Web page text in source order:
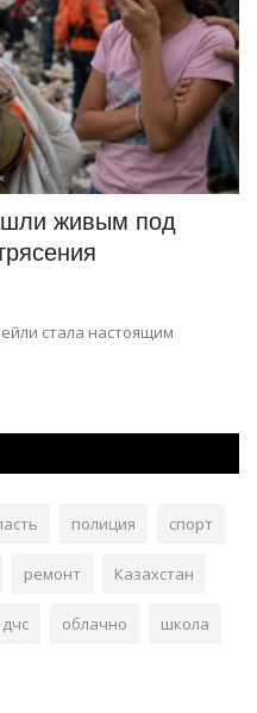
живым под
стала настоящим
полиция спорт
ремонт Казахстан
дчс облачно школа